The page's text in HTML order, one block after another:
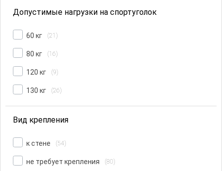
Допустимые нагрузки на спортуголок
60 кг (21)
80 кг (16)
120 кг (9)
130 кг (26)
Вид крепления
к стене (54)
не требует крепления (80)